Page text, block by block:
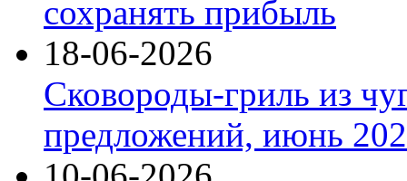
сохранять прибыль
18-06-2026
Сковороды-гриль из
предложений, июнь